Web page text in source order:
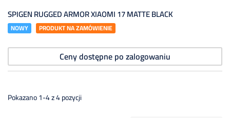
SPIGEN RUGGED ARMOR XIAOMI 17 MATTE BLACK
NOWY PRODUKT NA ZAMÓWIENIE
Ceny dostępne po zalogowaniu
Pokazano 1-4 z 4 pozycji